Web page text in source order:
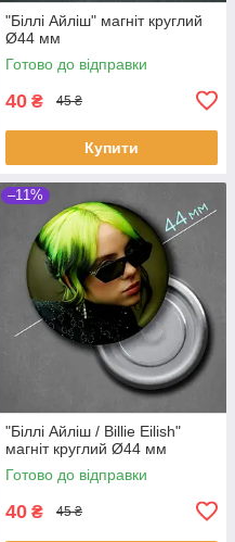
"Біллі Айліш" магніт круглий
Ø44 мм
Готово до відправки
40 ₴ 45 ₴
Купити
–11%
"Біллі Айліш / Billie Eilish"
магніт круглий Ø44 мм
Готово до відправки
40 ₴ 45 ₴